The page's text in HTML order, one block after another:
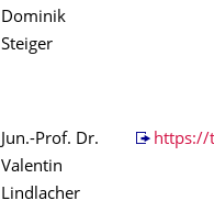
Dominik
Steiger
Jun.-Prof. Dr.
Valentin
Lindlacher
https://